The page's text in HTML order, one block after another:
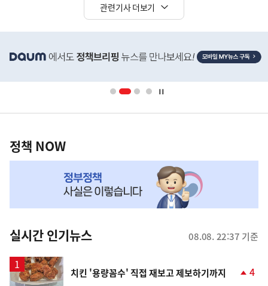
관련기사 더보기
단
영
책
NOW,
뉴
스
정책 NOW
실시간 인기뉴스 08.08. 22:37 기준
치킨 '용량꼼수' 직접 재보고 제보하기까지 4